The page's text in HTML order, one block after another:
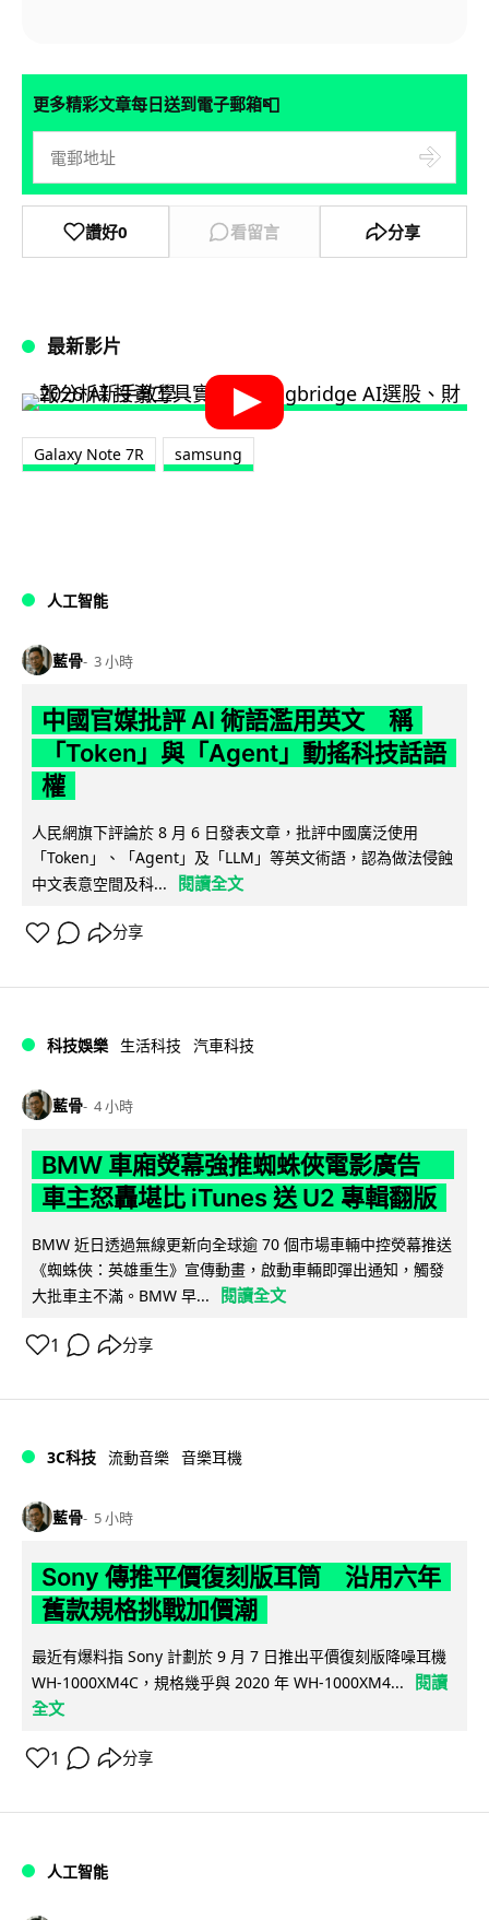
更多精彩文章每日送到電子郵箱📮
讚好0 看留言 分享
最新影片
Galaxy Note 7R samsung
人工智能
藍骨 3 小時
中國官媒批評 AI 術語濫用英文 稱
「Token」與「Agent」動搖科技話語
權
人民網旗下評論於 8 月 6 日發表文章，批評中國廣泛使用
「Token」、「Agent」及「LLM」等英文術語，認為做法侵蝕
中文表意空間及科...
閱讀全文
分享
科技娛樂 生活科技 汽車科技
藍骨 4 小時
BMW 車廂熒幕強推蜘蛛俠電影廣告
車主怒轟堪比 iTunes 送 U2 專輯翻版
BMW 近日透過無線更新向全球逾 70 個市場車輛中控熒幕推送
《蜘蛛俠：英雄重生》宣傳動畫，啟動車輛即彈出通知，觸發
大批車主不滿。BMW 早...
閱讀全文
1 分享
3C科技 流動音樂 音樂耳機
藍骨 5 小時
Sony 傳推平價復刻版耳筒 沿用六年
舊款規格挑戰加價潮
最近有爆料指 Sony 計劃於 9 月 7 日推出平價復刻版降噪耳機
WH-1000XM4C，規格幾乎與 2020 年 WH-1000XM4...
閱讀
全文
1 分享
人工智能